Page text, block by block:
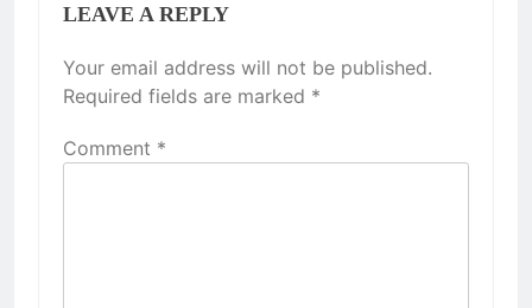
LEAVE A REPLY
Your email address will not be published.
Required fields are marked *
Comment *